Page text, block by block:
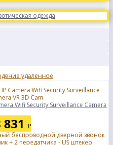
одежда
Wifi Security Surveillance Camera
831 ₽